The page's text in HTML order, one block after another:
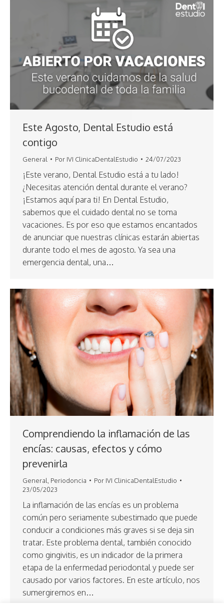
Este Agosto, Dental Estudio está
contigo
General Por IVI ClinicaDentalEstudio 24/07/2023
¡Este verano, Dental Estudio está a tu lado!
¿Necesitas atención dental durante el verano?
¡Estamos aquí para ti! En Dental Estudio,
sabemos que el cuidado dental no se toma
vacaciones. Es por eso que estamos encantados
de anunciar que nuestras clínicas estarán abiertas
durante todo el mes de agosto. Ya sea una
emergencia dental, una…
Comprendiendo la inflamación de las
encías: causas, efectos y cómo
prevenirla
General, Periodoncia Por IVI ClinicaDentalEstudio
23/05/2023
La inflamación de las encías es un problema
común pero seriamente subestimado que puede
conducir a condiciones más graves si se deja sin
tratar. Este problema dental, también conocido
como gingivitis, es un indicador de la primera
etapa de la enfermedad periodontal y puede ser
causado por varios factores. En este artículo, nos
sumergiremos en…